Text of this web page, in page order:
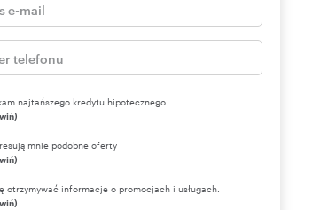
najtańszego kredytu hipotecznego
mnie podobne oferty
otrzymywać informacje o promocjach i usługach.